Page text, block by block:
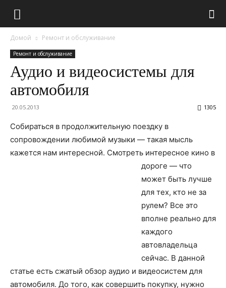
Домой Ремонт и обслуживание
Ремонт и обслуживание
Аудио и видеосистемы для
автомобиля
20.05.2013 1305
Собираться в продолжительную поездку в
сопровождении любимой музыки — такая мысль
кажется нам интересной. Смотреть интересное кино в
дороге — что
может быть лучше
для тех, кто не за
рулем? Все это
вполне реально для
каждого
автовладельца
сейчас. В данной
статье есть сжатый обзор аудио и видеосистем для
автомобиля. До того, как совершить покупку, нужно